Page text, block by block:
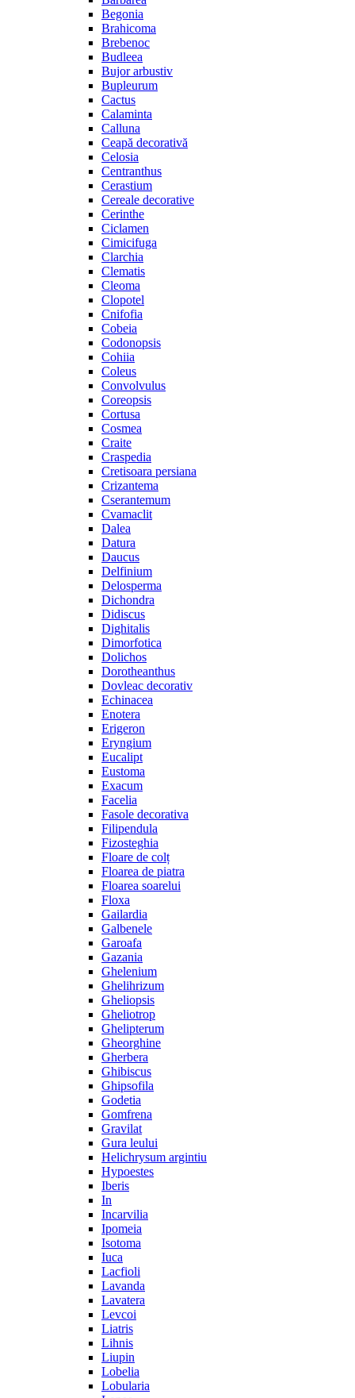
Begonia
Brahicoma
Brebenoc
Budleea
Bujor arbustiv
Bupleurum
Cactus
Calaminta
Calluna
Ceapă decorativă
Celosia
Centranthus
Cerastium
Cereale decorative
Cerinthe
Ciclamen
Cimicifuga
Clarchia
Clematis
Cleoma
Clopotel
Cnifofia
Cobeia
Codonopsis
Cohiia
Coleus
Convolvulus
Coreopsis
Cortusa
Cosmea
Craite
Craspedia
Cretisoara persiana
Crizantema
Cserantemum
Cvamaclit
Dalea
Datura
Daucus
Delfinium
Delosperma
Dichondra
Didiscus
Dighitalis
Dimorfotica
Dolichos
Dorotheanthus
Dovleac decorativ
Echinacea
Enotera
Erigeron
Eryngium
Eucalipt
Eustoma
Exacum
Facelia
Fasole decorativa
Filipendula
Fizosteghia
Floare de colț
Floarea de piatra
Floarea soarelui
Floxa
Gailardia
Galbenele
Garoafa
Gazania
Ghelenium
Ghelihrizum
Gheliopsis
Gheliotrop
Ghelipterum
Gheorghine
Gherbera
Ghibiscus
Ghipsofila
Godetia
Gomfrena
Gravilat
Gura leului
Helichrysum argintiu
Hypoestes
Iberis
In
Incarvilia
Ipomeia
Isotoma
Iuca
Lacfioli
Lavanda
Lavatera
Levcoi
Liatris
Lihnis
Liupin
Lobelia
Lobularia